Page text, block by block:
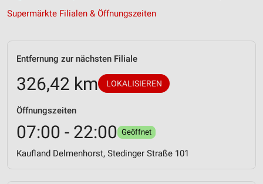
Supermärkte Filialen & Öffnungszeiten
Entfernung zur nächsten Filiale
326,42 km LOKALISIEREN
Öffnungszeiten
07:00 - 22:00 Geöffnet
Kaufland Delmenhorst, Stedinger Straße 101